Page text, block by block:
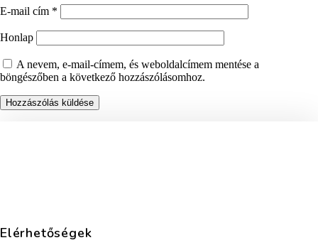
E-mail cím *
Honlap
A nevem, e-mail-címem, és weboldalcímem mentése a
böngészőben a következő hozzászólásomhoz.
Elérhetőségek